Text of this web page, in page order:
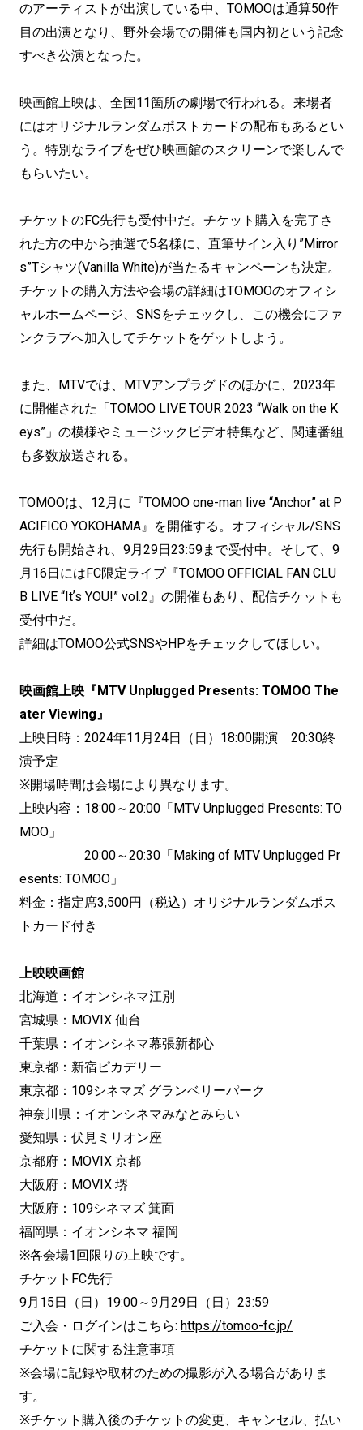
のアーティストが出演している中、TOMOOは通算50作
目の出演となり、野外会場での開催も国内初という記念
すべき公演となった。
映画館上映は、全国11箇所の劇場で行われる。来場者
にはオリジナルランダムポストカードの配布もあるとい
う。特別なライブをぜひ映画館のスクリーンで楽しんで
もらいたい。
チケットのFC先行も受付中だ。チケット購入を完了さ
れた方の中から抽選で5名様に、直筆サイン入り”Mirror
s”Tシャツ(Vanilla White)が当たるキャンペーンも決定。
チケットの購入方法や会場の詳細はTOMOOのオフィシ
ャルホームページ、SNSをチェックし、この機会にファ
ンクラブへ加入してチケットをゲットしよう。
また、MTVでは、MTVアンプラグドのほかに、2023年
に開催された「TOMOO LIVE TOUR 2023 “Walk on the K
eys”」の模様やミュージックビデオ特集など、関連番組
も多数放送される。
TOMOOは、12月に『TOMOO one-man live “Anchor” at P
ACIFICO YOKOHAMA』を開催する。オフィシャル/SNS
先行も開始され、9月29日23:59まで受付中。そして、9
月16日にはFC限定ライブ『TOMOO OFFICIAL FAN CLU
B LIVE “Itʼs YOU!” vol.2』の開催もあり、配信チケットも
受付中だ。
詳細はTOMOO公式SNSやHPをチェックしてほしい。
映画館上映『MTV Unplugged Presents: TOMOO The
ater Viewing』
上映日時：2024年11月24日（日）18:00開演 20:30終
演予定
※開場時間は会場により異なります。
上映内容：18:00～20:00「MTV Unplugged Presents: TO
MOO」
20:00～20:30「Making of MTV Unplugged Pr
esents: TOMOO」
料金：指定席3,500円（税込）オリジナルランダムポス
トカード付き
上映映画館
北海道：イオンシネマ江別
宮城県：MOVIX 仙台
千葉県：イオンシネマ幕張新都心
東京都：新宿ピカデリー
東京都：109シネマズ グランベリーパーク
神奈川県：イオンシネマみなとみらい
愛知県：伏見ミリオン座
京都府：MOVIX 京都
大阪府：MOVIX 堺
大阪府：109シネマズ 箕面
福岡県：イオンシネマ 福岡
※各会場1回限りの上映です。
チケットFC先行
9月15日（日）19:00～9月29日（日）23:59
ご入会・ログインはこちら: https://tomoo-fc.jp/
チケットに関する注意事項
※会場に記録や取材のための撮影が入る場合がありま
す。
※チケット購入後のチケットの変更、キャンセル、払い